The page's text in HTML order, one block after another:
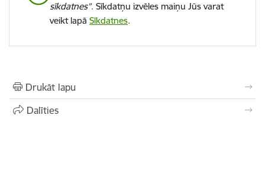
sīkdatnes”. Sīkdatņu izvēles maiņu Jūs varat
veikt lapā Sīkdatnes.
Drukāt lapu
Dalīties